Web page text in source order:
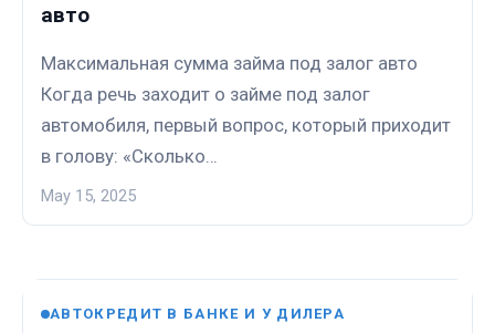
авто
Максимальная сумма займа под залог авто
Когда речь заходит о займе под залог
автомобиля, первый вопрос, который приходит
в голову: «Сколько…
May 15, 2025
АВТОКРЕДИТ В БАНКЕ И У ДИЛЕРА